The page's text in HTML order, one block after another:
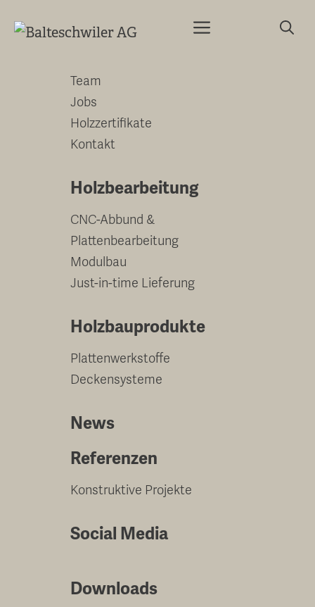
zum
Menu
Team
Jobs
Holzzertifikate
Kontakt
Holzbearbeitung
CNC-Abbund &
Plattenbearbeitung
Modulbau
Just-in-time Lieferung
Holzbauprodukte
Plattenwerkstoffe
Deckensysteme
News
Referenzen
Konstruktive Projekte
Social Media
Downloads